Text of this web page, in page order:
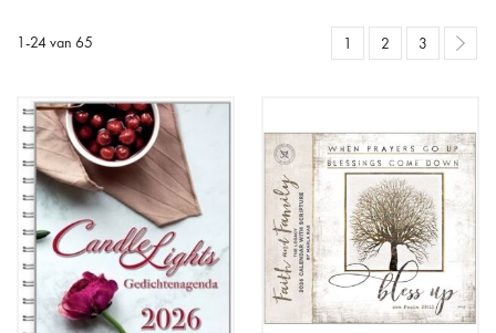
1 -24 van 65 1 2 3